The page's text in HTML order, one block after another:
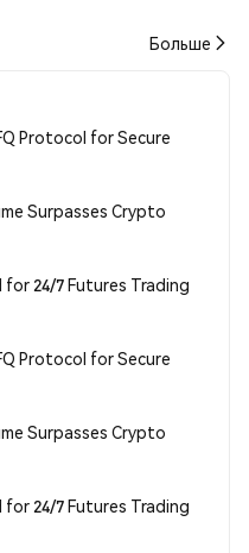
Больше
Protocol for Secure
Surpasses Crypto
for 24/7 Futures Trading
Protocol for Secure
Surpasses Crypto
for 24/7 Futures Trading